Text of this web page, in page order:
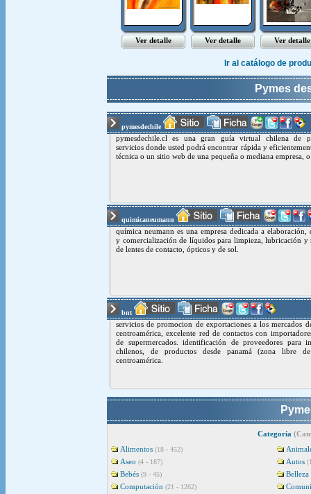
Ver detalle Ver detalle Ver detalle
Ir al catálogo de
Pymes
pymesdechile
pymesdechile.cl es una gran guía virtual chilena de
servicios donde usted podrá encontrar rápida y
técnica o un sitio web de una pequeña o mediana empresa,
quimicaneumann
química neumann es una empresa dedicada a elaboración,
y comercialización de líquidos para limpieza, lubricación y
de lentes de contacto, ópticos y de sol.
bnt
servicios de promocion de exportaciones a los mercados
centroamérica, excelente red de contactos con
de supermercados. identificación de proveedores para
chilenos, de productos desde panamá (zona libre
centroamérica.
Categoría
Alimentos (18 - 452)
Aseo (4 - 187) Autos
Bebés (9 - 45)
Belleza
Computación (21 - 1262)